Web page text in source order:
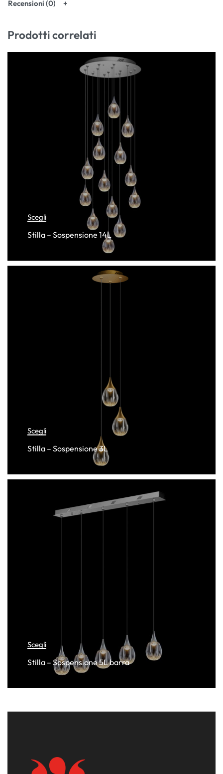
Recensioni (0)
Prodotti correlati
Scegli
Stilla – Sospensione 14L
Scegli
Stilla – Sospensione 3L
Scegli
Stilla – Sospensione 5L barra